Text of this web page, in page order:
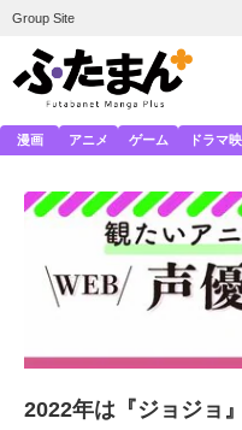
Group Site
漫画 アニメ ゲーム ドラマ
2022年は『ジョジョ